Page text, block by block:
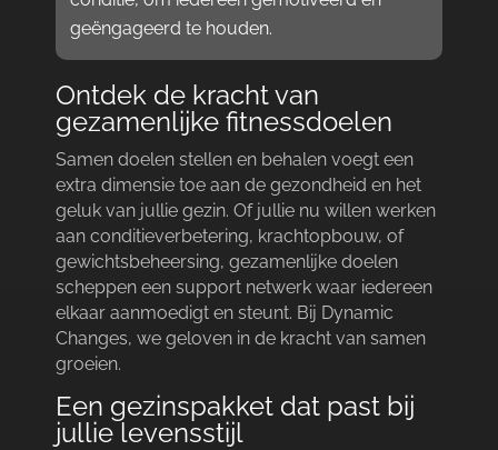
geëngageerd te houden.​
Ontdek de kracht van
gezamenlijke fitnessdoelen
Samen doelen stellen en behalen voegt een
extra dimensie toe aan de gezondheid en het
geluk van jullie gezin.​ Of jullie nu willen werken
aan conditieverbetering, krachtopbouw, of
gewichtsbeheersing, gezamenlijke doelen
scheppen een support netwerk waar iedereen
elkaar aanmoedigt en steunt.​ Bij Dynamic
Changes, we geloven in de kracht van samen
groeien.​
Een gezinspakket dat past bij
jullie levensstijl